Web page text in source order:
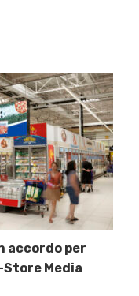
accordo per
Store Media